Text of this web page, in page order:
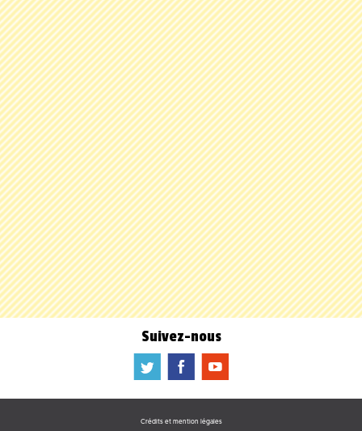
Suivez-nous
a b f
Crédits et mention légales